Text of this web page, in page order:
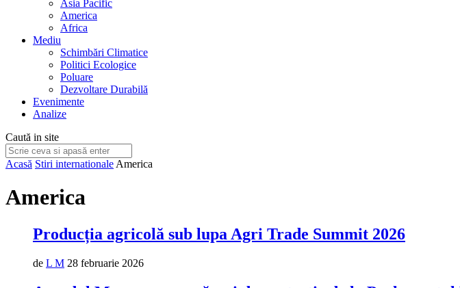
Asia Pacific
America
Africa
Mediu
Schimbări Climatice
Politici Ecologice
Poluare
Dezvoltare Durabilă
Evenimente
Analize
Caută in site
Acasă Stiri internationale America
America
Producția agricolă sub lupa Agri Trade Summit 2026
de L M 28 februarie 2026